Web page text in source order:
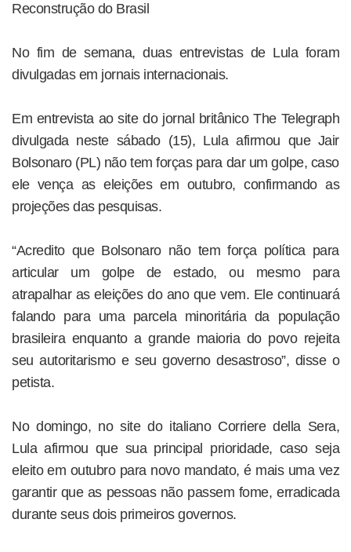
Reconstrução do Brasil
No fim de semana, duas entrevistas de Lula foram
divulgadas em jornais internacionais.
Em entrevista ao site do jornal britânico The Telegraph
divulgada neste sábado (15), Lula afirmou que Jair
Bolsonaro (PL) não tem forças para dar um golpe, caso
ele vença as eleições em outubro, confirmando as
projeções das pesquisas.
“Acredito que Bolsonaro não tem força política para
articular um golpe de estado, ou mesmo para
atrapalhar as eleições do ano que vem. Ele continuará
falando para uma parcela minoritária da população
brasileira enquanto a grande maioria do povo rejeita
seu autoritarismo e seu governo desastroso”, disse o
petista.
No domingo, no site do italiano Corriere della Sera,
Lula afirmou que sua principal prioridade, caso seja
eleito em outubro para novo mandato, é mais uma vez
garantir que as pessoas não passem fome, erradicada
durante seus dois primeiros governos.